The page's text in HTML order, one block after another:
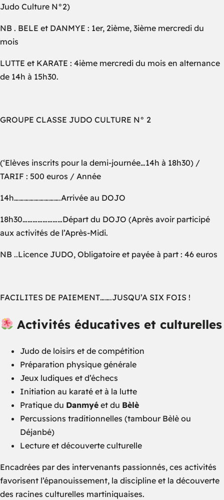
Judo Culture N°2)
NB . BELE et DANMYE : 1er, 2ième, 3ième mercredi du
mois
LUTTE et KARATE : 4ième mercredi du mois en alternance
de 14h à 15h30.
GROUPE CLASSE JUDO CULTURE N° 2
(‘Elèves inscrits pour la demi-journée…14h à 18h30) /
TARIF : 500 euros / Année
14h……………………….Arrivée au DOJO
18h30……………………Départ du DOJO (Après avoir participé
aux activités de l’Après-Midi.
NB ..Licence JUDO, Obligatoire et payée à part : 46 euros
FACILITES DE PAIEMENT…….JUSQU’A SIX FOIS !
Activités éducatives et culturelles
Judo de loisirs et de compétition
Préparation physique générale
Jeux ludiques et d’échecs
Initiation au karaté et à la lutte
Pratique du Danmyé et du Bèlè
Percussions traditionnelles (tambour Bèlè ou
Déjanbé)
Lecture et découverte culturelle
Encadrées par des intervenants passionnés, ces activités
favorisent l’épanouissement, la discipline et la découverte
des racines culturelles martiniquaises.